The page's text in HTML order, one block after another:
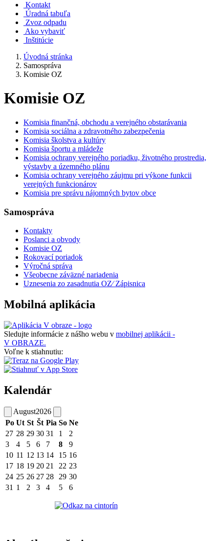
Kontakt
Úradná tabuľa
Zvoz odpadu
Ako vybaviť
Inštitúcie
Úvodná stránka
Samospráva
Komisie OZ
Komisie OZ
Komisia finančná, obchodu a verejného obstarávania
Komisia sociálna a zdravotného zabezpečenia
Komisia školstva a kultúry
Komisia športu a mládeže
Komisia ochrany verejného poriadku, životného prostredia,
výstavby a územného plánu
Komisia ochrany verejného záujmu pri výkone funkcii
verejných funkcionárov
Komisia pre správu nájomných bytov obce
Samospráva
Kontakty
Poslanci a obvody
Komisie OZ
Rokovací poriadok
Výročná správa
Všeobecne záväzné nariadenia
Uznesenia zo zasadnutia OZ⁄ Zápisnica
Mobilná aplikácia
Sledujte informácie z nášho webu v mobilnej aplikácii -
V OBRAZE.
Voľne k stiahnutiu:
Kalendár
August2026
Po Ut St Št Pia So Ne
27 28 29 30 31 1
2
3
4 5 6 7 8
9
10 11 12 13 14 15 16
17 18 19 20 21 22 23
24 25 26 27 28 29 30
31 1 2 3 4 5 6